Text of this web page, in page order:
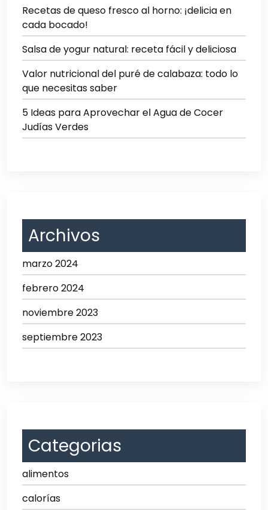
Recetas de queso fresco al horno: ¡delicia en
cada bocado!
Salsa de yogur natural: receta fácil y deliciosa
Valor nutricional del puré de calabaza: todo lo
que necesitas saber
5 Ideas para Aprovechar el Agua de Cocer
Judías Verdes
Archivos
marzo 2024
febrero 2024
noviembre 2023
septiembre 2023
Categorias
alimentos
calorías